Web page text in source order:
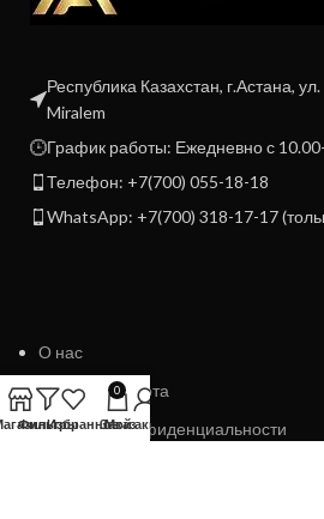
Республика Казахстан, г.Астана,
Miralem
График работы: Ежедневно с
Телефон: +7(700) 055-18-18
WhatsApp: +7(700) 318-17-17
О нас
Договор Оферта
Политика конфиденциальности
ФильтрыИзбранное
0
Заказ
Мой аккаунт